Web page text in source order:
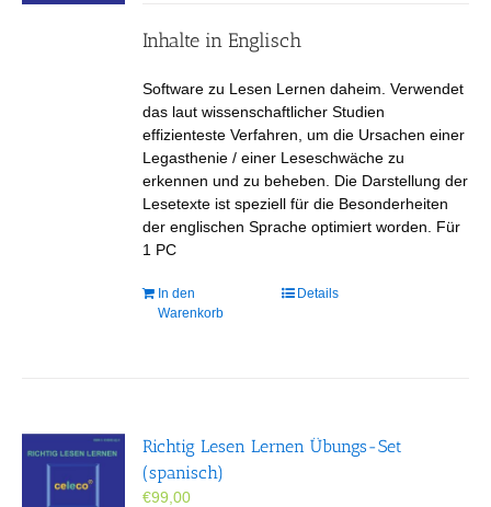
gewählt
Inhalte in Englisch
Software zu Lesen Lernen daheim. Verwendet
das laut wissenschaftlicher Studien
effizienteste Verfahren, um die Ursachen einer
Legasthenie / einer Leseschwäche zu
erkennen und zu beheben. Die Darstellung der
Lesetexte ist speziell für die Besonderheiten
der englischen Sprache optimiert worden. Für
1 PC
In den
Warenkorb
Details
Richtig Lesen Lernen Übungs-Set
(spanisch)
€99,00